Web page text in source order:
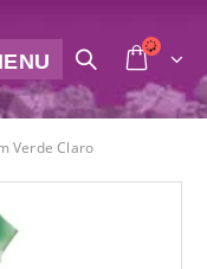
Verde Claro